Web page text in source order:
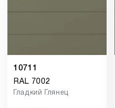
10711
RAL 7002
Гладкий Глянец